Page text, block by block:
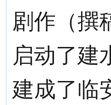
剧作（撰
启动了建
建成了临